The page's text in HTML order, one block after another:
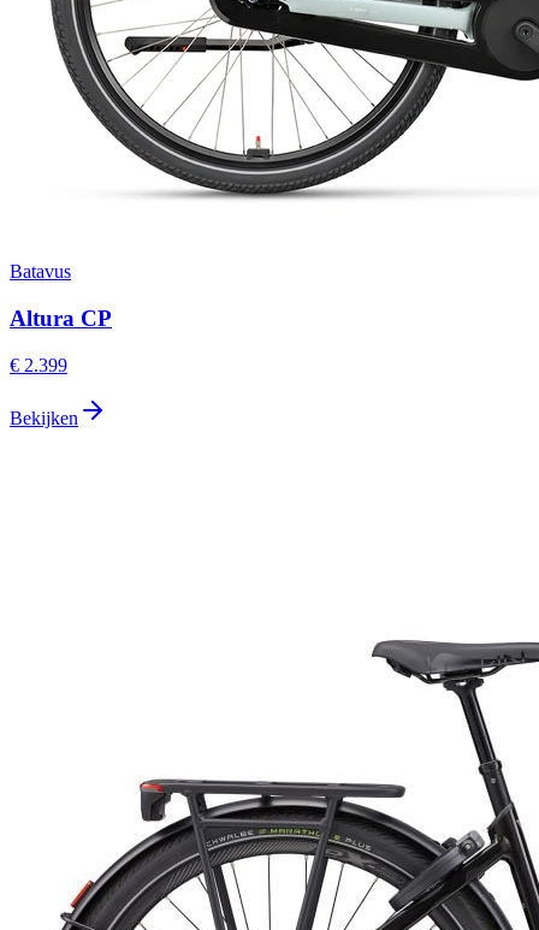
Batavus
Altura CP
€ 2.399
Bekijken